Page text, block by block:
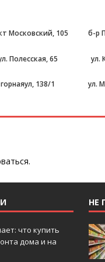
Московский, 105 б-р
Полесская, 65 ул.
горнаяул, 138/1 ул.
.
что купить
дома и на
НЕ